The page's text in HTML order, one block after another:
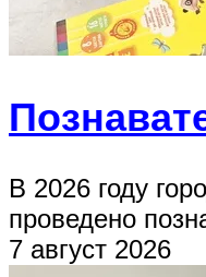
В 2026 году
проведено
7 август 2026